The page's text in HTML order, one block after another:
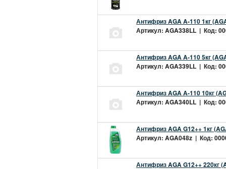
Антифриз AGA A-110 1кг
Артикул: AGA338LL | Код:
Антифриз AGA A-110 5кг
Артикул: AGA339LL | Код:
Антифриз AGA A-110 10кг
Артикул: AGA340LL | Код:
Антифриз AGA G12++ 1кг
Артикул: AGA048z | Код:
Антифриз AGA G12++ 220кг